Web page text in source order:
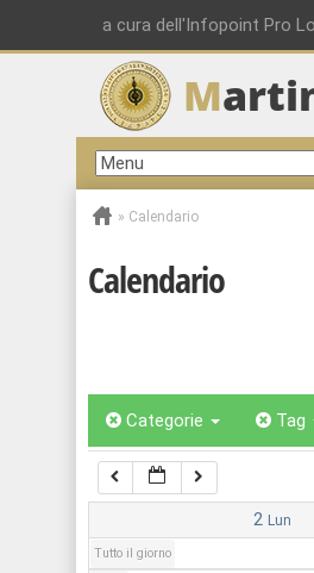
a cura dell'Infopoint Pro
M
» Calendario
Calendario
Categorie Tag
2 Lun
Tutto il giorno
01:00
02:00
03:00
04:00